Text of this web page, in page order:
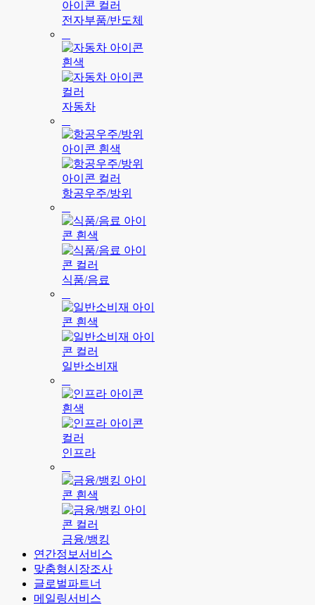
전자부품/반도체
자동차
항공우주/방위
식품/음료
일반소비재
인프라
금융/뱅킹
연간정보서비스
맞춤형시장조사
글로벌파트너
메일링서비스